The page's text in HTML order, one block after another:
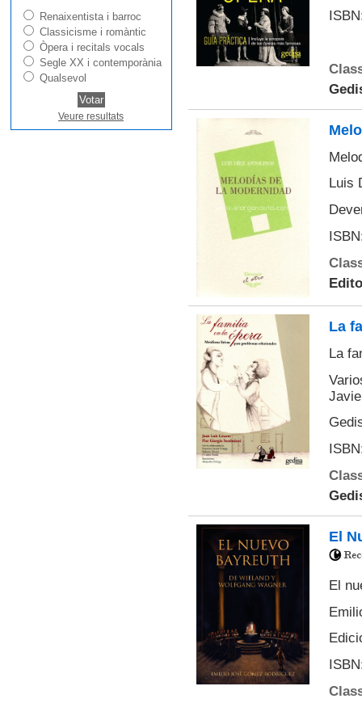
Renaixentista i barroc
Classicisme i romàntic
Òpera i recitals vocals
Segle XX i contemporània
Qualsevol
Veure resultats
Luis
La
La
El
El